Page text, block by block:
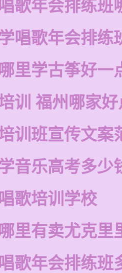
歌年会排练班
唱歌年会排练
里学古筝好一
训 福州哪家
训班宣传文案
音乐高考多少
歌培训学校
里有卖尤克里
歌年会排练班